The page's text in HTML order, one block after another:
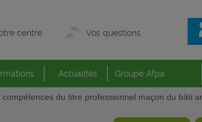
centre Vos questions
Actualités Groupe Afpa
du titre professionnel maçon du bâti